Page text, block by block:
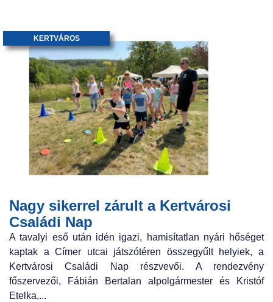
Nagy sikerrel zárult a Kertvárosi
Családi Nap
KERTVÁROS
A tavalyi eső után idén igazi, hamisítatlan nyári hőséget
kaptak a Címer utcai játszótéren összegyűlt helyiek, a
Kertvárosi Családi Nap részvevői. A rendezvény
főszervezői, Fábián Bertalan alpolgármester és Kristóf
Etelka,...